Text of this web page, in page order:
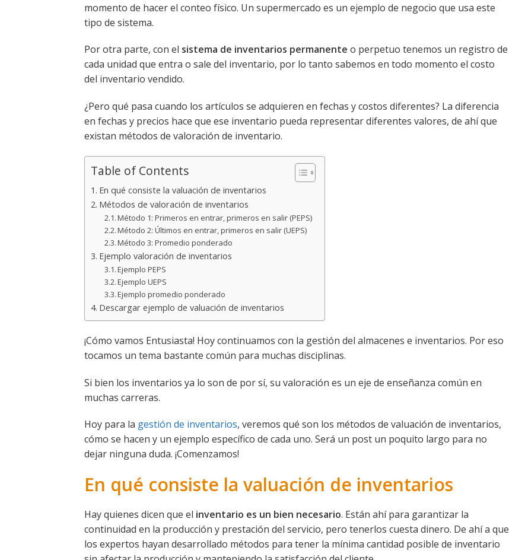
momento de hacer el conteo físico. Un supermercado es un ejemplo de negocio que usa este
tipo de sistema.
Por otra parte, con el sistema de inventarios permanente o perpetuo tenemos un registro de
cada unidad que entra o sale del inventario, por lo tanto sabemos en todo momento el costo
del inventario vendido.
¿Pero qué pasa cuando los artículos se adquieren en fechas y costos diferentes? La diferencia
en fechas y precios hace que ese inventario pueda representar diferentes valores, de ahí que
existan métodos de valoración de inventario.
Table of Contents
En qué consiste la valuación de inventarios
Métodos de valoración de inventarios
Método 1: Primeros en entrar, primeros en salir (PEPS)
Método 2: Últimos en entrar, primeros en salir (UEPS)
Método 3: Promedio ponderado
Ejemplo valoración de inventarios
Ejemplo PEPS
Ejemplo UEPS
Ejemplo promedio ponderado
Descargar ejemplo de valuación de inventarios
¡Cómo vamos Entusiasta! Hoy continuamos con la gestión del almacenes e inventarios. Por eso
tocamos un tema bastante común para muchas disciplinas.
Si bien los inventarios ya lo son de por sí, su valoración es un eje de enseñanza común en
muchas carreras.
Hoy para la gestión de inventarios, veremos qué son los métodos de valuación de inventarios,
cómo se hacen y un ejemplo específico de cada uno. Será un post un poquito largo para no
dejar ninguna duda. ¡Comenzamos!
En qué consiste la valuación de inventarios
Hay quienes dicen que el inventario es un bien necesario. Están ahí para garantizar la
continuidad en la producción y prestación del servicio, pero tenerlos cuesta dinero. De ahí a que
los expertos hayan desarrollado métodos para tener la mínima cantidad posible de inventario